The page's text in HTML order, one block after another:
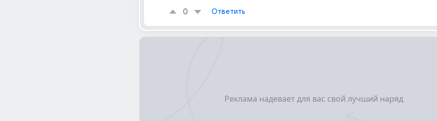
0 Ответить